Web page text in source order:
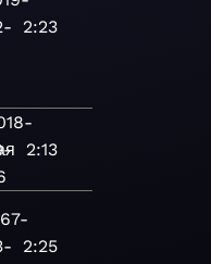
2:23
2:13
2:25